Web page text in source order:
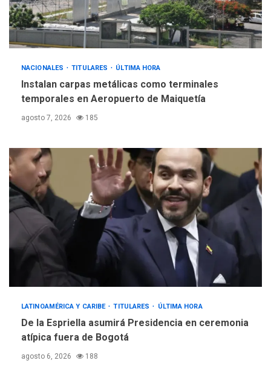
debacle atómica. Japón
debate principios no
nucleares
NACIONALES TITULARES ÚLTIMA HORA
Instalan carpas metálicas como terminales
temporales en Aeropuerto de Maiquetía
agosto 7, 2026 185
LATINOAMÉRICA Y CARIBE TITULARES ÚLTIMA HORA
De la Espriella asumirá Presidencia en ceremonia
atípica fuera de Bogotá
agosto 6, 2026 188